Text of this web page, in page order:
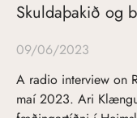
Skuldaþakið og
09/06/2023
A radio interview on
maí 2023. Ari